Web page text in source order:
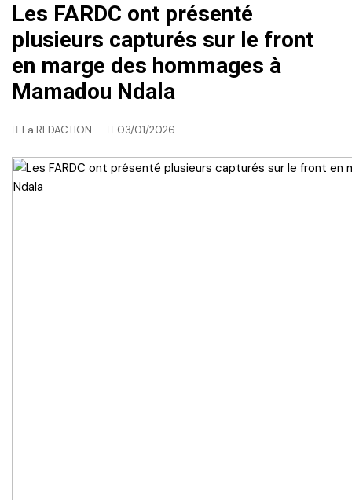
Les FARDC ont présenté
plusieurs capturés sur le front
en marge des hommages à
Mamadou Ndala
La REDACTION 03/01/2026